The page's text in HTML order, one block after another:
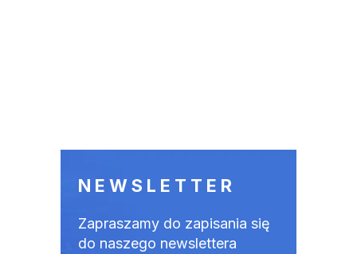
NEWSLETTER
Zapraszamy do zapisania się
do naszego newslettera